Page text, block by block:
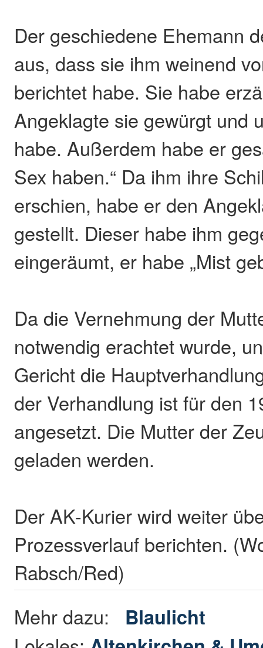
Der geschiedene Ehemann
aus, dass sie ihm weinend
berichtet habe. Sie habe
Angeklagte sie gewürgt und
habe. Außerdem habe er
Sex haben.“ Da ihm ihre
erschien, habe er den
gestellt. Dieser habe ihm
eingeräumt, er habe „Mist
Da die Vernehmung der
notwendig erachtet wurde,
Gericht die
der Verhandlung ist für den
angesetzt. Die Mutter der
geladen werden.
Der AK-Kurier wird weiter
Prozessverlauf berichten.
Rabsch/Red)
Mehr dazu: Blaulicht